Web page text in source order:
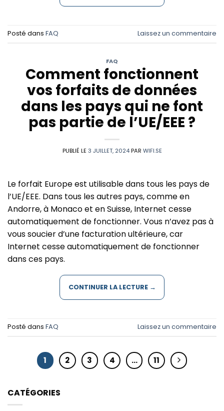
Posté dans FAQ Laissez un commentaire
FAQ
Comment fonctionnent
vos forfaits de données
dans les pays qui ne font
pas partie de l’UE/EEE ?
PUBLIÉ LE3 JUILLET, 2024 PAR WIFI.SE
Le forfait Europe est utilisable dans tous les pays de
l’UE/EEE. Dans tous les autres pays, comme en
Andorre, à Monaco et en Suisse, Internet cesse
automatiquement de fonctionner. Vous n’avez pas à
vous soucier d’une facturation ultérieure, car
Internet cesse automatiquement de fonctionner
dans ces pays.
CONTINUER LA LECTURE →
Posté dans FAQ Laissez un commentaire
1 2 3 4 … 11
CATÉGORIES